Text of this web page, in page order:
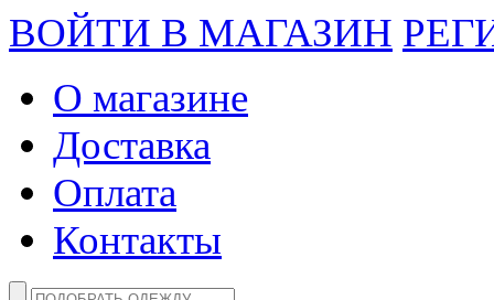
ВОЙТИ В МАГАЗИН
О магазине
Доставка
Оплата
Контакты